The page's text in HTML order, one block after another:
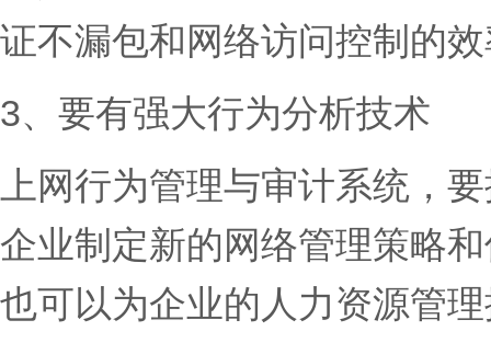
证不漏包和网络访问控制的
3、要有强大行为分析技术
上网行为管理与审计系统，
企业制定新的网络管理策略
也可以为企业的人力资源管